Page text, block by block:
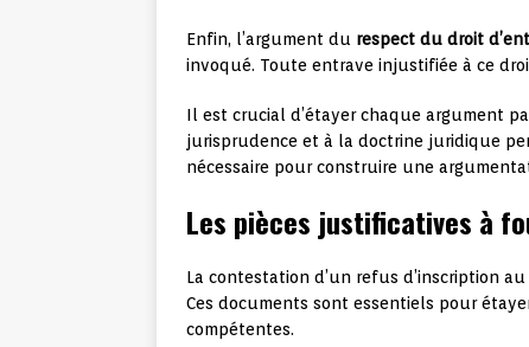
Enfin, l’argument du respect du droit
invoqué. Toute entrave injustifiée à ce
Il est crucial d’étayer chaque argument
jurisprudence et à la doctrine juridique
nécessaire pour construire une
Les pièces justificatives à
La contestation d’un refus d’inscription
Ces documents sont essentiels pour
compétentes.